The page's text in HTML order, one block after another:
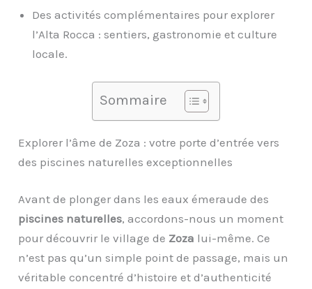
Des activités complémentaires pour explorer
l’Alta Rocca : sentiers, gastronomie et culture
locale.
Sommaire
Explorer l’âme de Zoza : votre porte d’entrée vers
des piscines naturelles exceptionnelles
Avant de plonger dans les eaux émeraude des
piscines naturelles, accordons-nous un moment
pour découvrir le village de Zoza lui-même. Ce
n’est pas qu’un simple point de passage, mais un
véritable concentré d’histoire et d’authenticité